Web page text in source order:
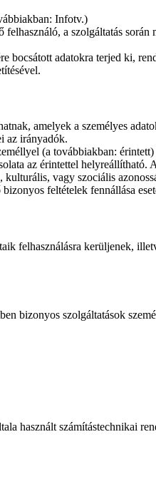
Infotv.)
a szolgáltatás
adatokra terjed ki,
amelyek a személyes
az irányadók.
(a továbbiakban:
az érintettel
vagy szociális
feltételek fennállása
felhasználásra kerüljenek,
bizonyos szolgáltatások
használt számítástechnikai